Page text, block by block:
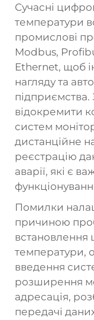
Сучасні
температури
промислові
Modbus,
Ethernet, щоб
нагляду та
підприємства.
відокремити
систем
дистанційне
реєстрацію
аварії, які є
Помилки
причиною
встановлення
температури,
введення
розширення
адресація,
передачі